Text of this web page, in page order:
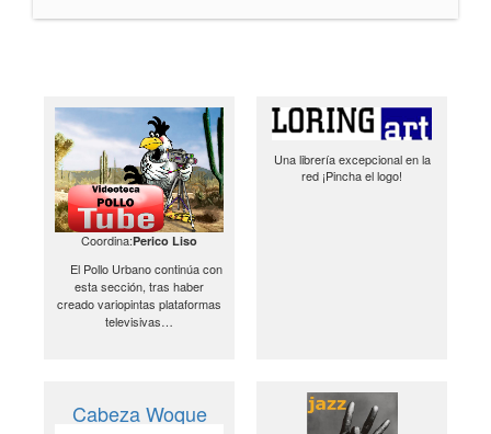
Coordina:Perico Liso
El Pollo Urbano continúa con
esta sección, tras haber
creado variopintas plataformas
televisivas…
Una librería excepcional en la
red ¡Pincha el logo!
Cabeza Woque